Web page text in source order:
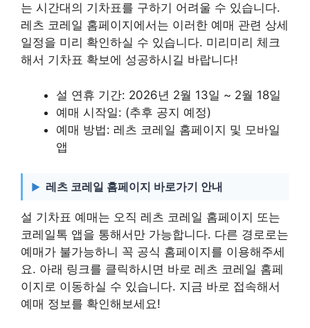
는 시간대의 기차표를 구하기 어려울 수 있습니다.
레츠 코레일 홈페이지에서는 이러한 예매 관련 상세
일정을 미리 확인하실 수 있습니다. 미리미리 체크
해서 기차표 확보에 성공하시길 바랍니다!
설 연휴 기간: 2026년 2월 13일 ~ 2월 18일
예매 시작일: (추후 공지 예정)
예매 방법: 레츠 코레일 홈페이지 및 모바일
앱
레츠 코레일 홈페이지 바로가기 안내
설 기차표 예매는 오직 레츠 코레일 홈페이지 또는
코레일톡 앱을 통해서만 가능합니다. 다른 경로로는
예매가 불가능하니 꼭 공식 홈페이지를 이용해주세
요. 아래 링크를 클릭하시면 바로 레츠 코레일 홈페
이지로 이동하실 수 있습니다. 지금 바로 접속해서
예매 정보를 확인해보세요!